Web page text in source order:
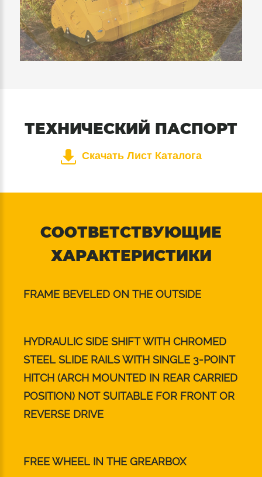
измельчения в обоих положениях опорного
ролика.
ТЕХНИЧЕСКИЙ ПАСПОРТ
Скачать Лист Каталога
СООТВЕТСТВУЮЩИЕ
ХАРАКТЕРИСТИКИ
FRAME BEVELED ON THE OUTSIDE
HYDRAULIC SIDE SHIFT WITH CHROMED
STEEL SLIDE RAILS WITH SINGLE 3-POINT
HITCH (ARCH MOUNTED IN REAR CARRIED
POSITION) NOT SUITABLE FOR FRONT OR
REVERSE DRIVE
FREE WHEEL IN THE GREARBOX